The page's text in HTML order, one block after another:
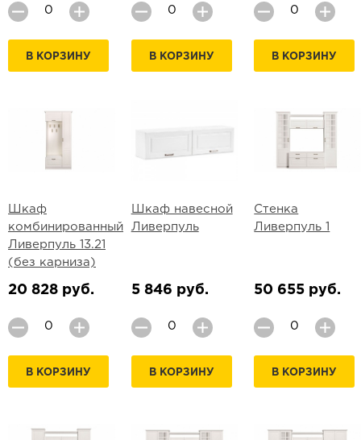
В КОРЗИНУ В КОРЗИНУ В КОРЗИНУ
Шкаф
комбинированный
Ливерпуль 13.21
(без карниза)
20 828 руб.
В КОРЗИНУ
Шкаф навесной
Ливерпуль
5 846 руб.
В КОРЗИНУ
Стенка
Ливерпуль 1
50 655 руб.
В КОРЗИНУ